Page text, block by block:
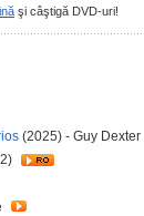
şi câştigă DVD-uri!
(2025) - Guy Dexter